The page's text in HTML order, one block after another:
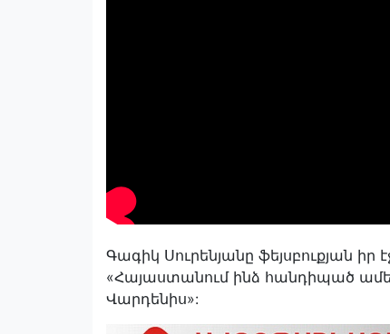
Գագիկ Սուրենյանը ֆեյսբուքյան իր
«Հայաստանում ինձ հանդիպած
Վարդենիս»: